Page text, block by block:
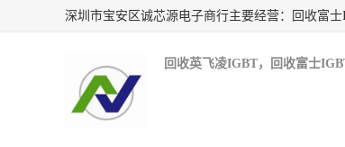
回收英飞凌IGBT，回收富士